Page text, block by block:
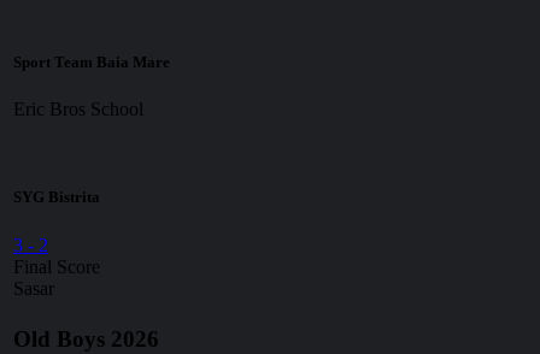
Sport Team Baia Mare
Eric Bros School
SYG Bistrita
3 - 2
Final Score
Sasar
Old Boys 2026